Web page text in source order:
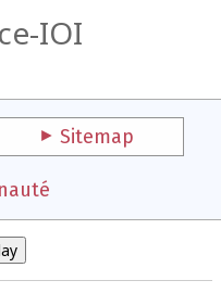
IOI
Sitemap